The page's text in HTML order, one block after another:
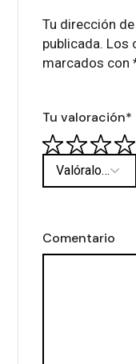
Tu dirección
publicada. Los
marcados con
Tu valoración*
Comentario